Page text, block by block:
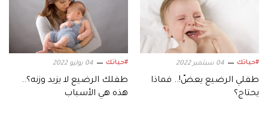
#حياتك 04 سبتمبر 2022
طفلي الرضيع يعضُّ!.. فماذا
يحتاج؟
#حياتك 04 يوليو 2022
طفلك الرضيع لا يزيد وزنه؟..
هذه هي الأسباب